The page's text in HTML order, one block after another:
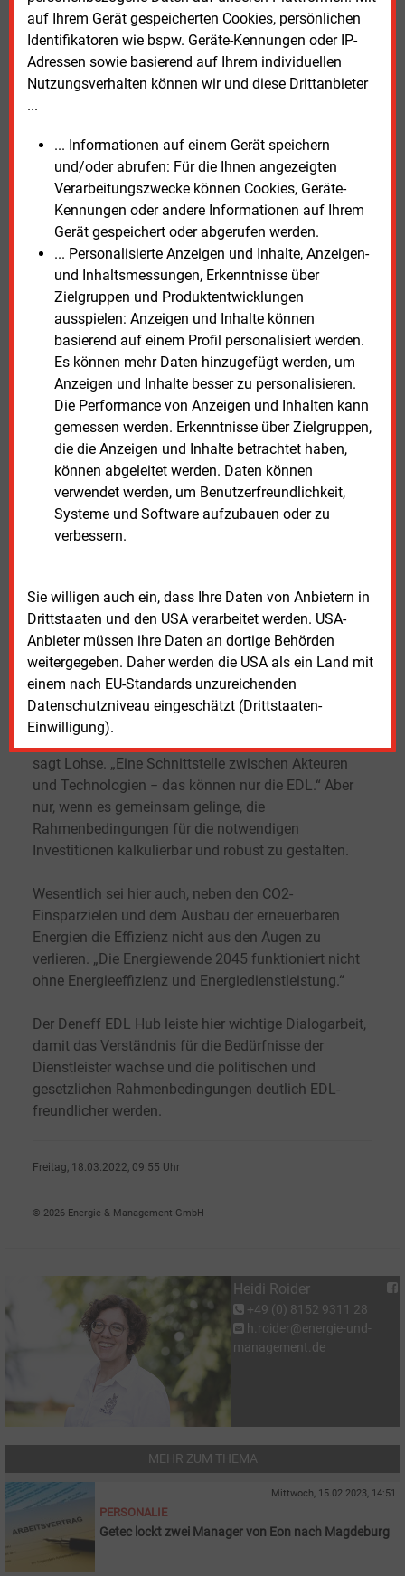
auf Ihrem Gerät gespeicherten Cookies, persönlichen
Identifikatoren wie bspw. Geräte-Kennungen oder IP-
Adressen sowie basierend auf Ihrem individuellen
Nutzungsverhalten können wir und diese Drittanbieter
...
... Informationen auf einem Gerät speichern
und/oder abrufen: Für die Ihnen angezeigten
Verarbeitungszwecke können Cookies, Geräte-
Kennungen oder andere Informationen auf Ihrem
Gerät gespeichert oder abgerufen werden.
... Personalisierte Anzeigen und Inhalte, Anzeigen-
und Inhaltsmessungen, Erkenntnisse über
Zielgruppen und Produktentwicklungen
ausspielen: Anzeigen und Inhalte können
basierend auf einem Profil personalisiert werden.
Es können mehr Daten hinzugefügt werden, um
Anzeigen und Inhalte besser zu personalisieren.
Die Performance von Anzeigen und Inhalten kann
gemessen werden. Erkenntnisse über Zielgruppen,
die die Anzeigen und Inhalte betrachtet haben,
können abgeleitet werden. Daten können
verwendet werden, um Benutzerfreundlichkeit,
Systeme und Software aufzubauen oder zu
verbessern.
Sie willigen auch ein, dass Ihre Daten von Anbietern in
Drittstaaten und den USA verarbeitet werden. USA-
Anbieter müssen ihre Daten an dortige Behörden
weitergegeben. Daher werden die USA als ein Land mit
einem nach EU-Standards unzureichenden
Datenschutzniveau eingeschätzt (Drittstaaten-
Einwilligung).
Neben mehr und gezielteren Informationen ist laut
dem Geschäftsführer des Deneff EDL Hub eine
deutlichere Ausrichtung von Förderprogrammen auf
die tatsächlich erzielen CO2- und
Energieeinsparungen nötig. Dies und ein
gleichberechtigter Zugang für EDL-Unternehmen im
Aufwendige Fördermechanismen ohne die
Notwendigkeit, Energie- und CO2-Einsparungen
nachzuweisen, geben den EDL-Unternehmen keine
Möglichkeit, ihre Stärke einzubringen. Es fehlt der
Anreiz für die nachgewiesene eingesparte Tonne CO2
und die eingesparte Megawattstunde.
Erfreut zeigt sich Lohse, dass sich insbesondere im
gleichberechtigten Zugang der EDL zu Fördermitteln
seit 2020 schon einiges zum Besseren gewendet
habe. So seien in der Bundesförderung effiziente
Gebäude (BEG) und in den Entwürfen der hoffentlich
bald in den Markt kommenden Bundesförderung
effiziente Wärmenetze (BEW) die EDL
antragsberechtigt, die Regelungen seien
transparenter. „Das hilft enorm“, meint Lohse.
wichtiger, die verschiedenen Sektoren und
Technologien sowie die Möglichkeiten künstlicher
Intelligenz so miteinander zu koppeln, dass Angebot,
Nachfrage, Leitungen und Speicher effizient und
systemdienlich miteinander verknüpft werden. „Hier
und bei der Entwicklung nutzerzentrierter
Geschäftsmodelle kommt den Energiedienstleistern
sagt Lohse. „Eine Schnittstelle zwischen Akteuren
und Technologien − das können nur die EDL.“ Aber
nur, wenn es gemeinsam gelinge, die
Rahmenbedingungen für die notwendigen
Investitionen kalkulierbar und robust zu gestalten.
Wesentlich sei hier auch, neben den CO2-
Einsparzielen und dem Ausbau der erneuerbaren
Energien die Effizienz nicht aus den Augen zu
verlieren. „Die Energiewende 2045 funktioniert nicht
ohne Energieeffizienz und Energiedienstleistung.“
Der Deneff EDL Hub leiste hier wichtige Dialogarbeit,
damit das Verständnis für die Bedürfnisse der
Dienstleister wachse und die politischen und
gesetzlichen Rahmenbedingungen deutlich EDL-
freundlicher werden.
Freitag, 18.03.2022, 09:55 Uhr
© 2026 Energie & Management GmbH
Heidi Roider
+49 (0) 8152 9311 28
h.roider@energie-und-
management.de
MEHR ZUM THEMA
Mittwoch, 15.02.2023, 14:51
PERSONALIE
Getec lockt zwei Manager von Eon nach Magdeburg